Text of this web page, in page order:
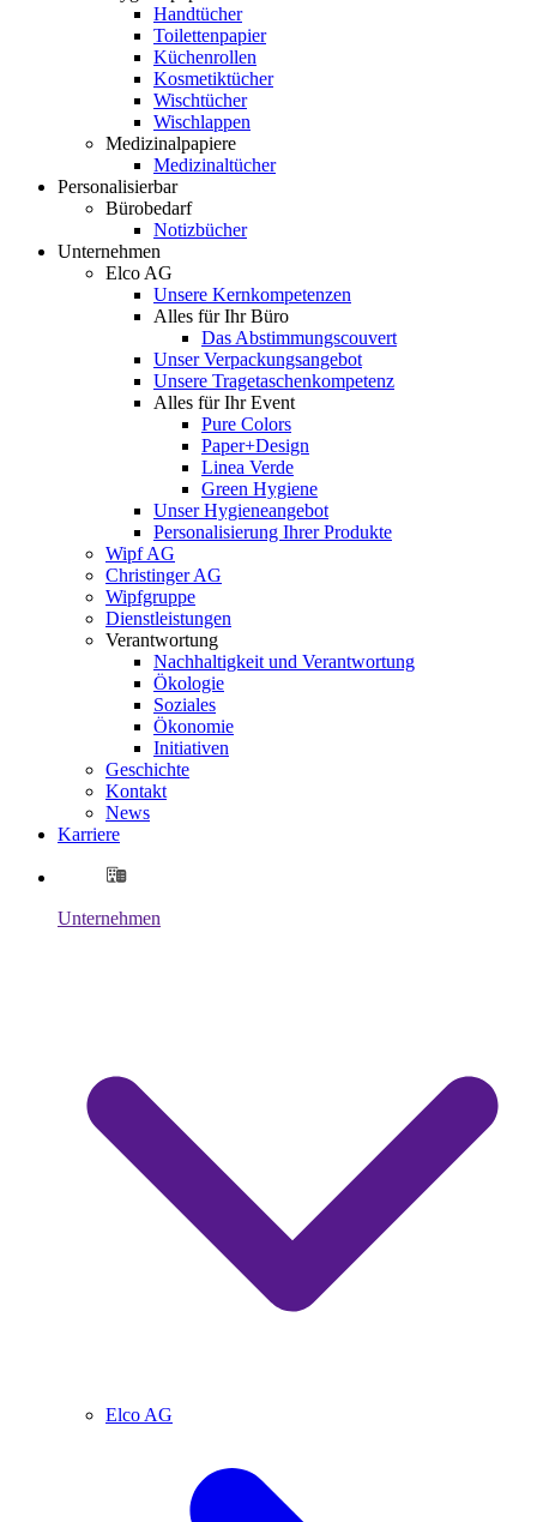
Handtücher
Toilettenpapier
Küchenrollen
Kosmetiktücher
Wischtücher
Wischlappen
Medizinalpapiere
Medizinaltücher
Personalisierbar
Bürobedarf
Notizbücher
Unternehmen
Elco AG
Unsere Kernkompetenzen
Alles für Ihr Büro
Das Abstimmungscouvert
Unser Verpackungsangebot
Unsere Tragetaschenkompetenz
Alles für Ihr Event
Pure Colors
Paper+Design
Linea Verde
Green Hygiene
Unser Hygieneangebot
Personalisierung Ihrer Produkte
Wipf AG
Christinger AG
Wipfgruppe
Dienstleistungen
Verantwortung
Nachhaltigkeit und Verantwortung
Ökologie
Soziales
Ökonomie
Initiativen
Geschichte
Kontakt
News
Karriere
Unternehmen
Elco AG